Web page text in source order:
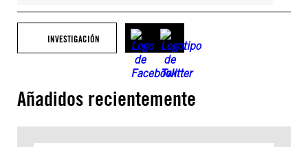
INVESTIGACIÓN
Añadidos recientemente